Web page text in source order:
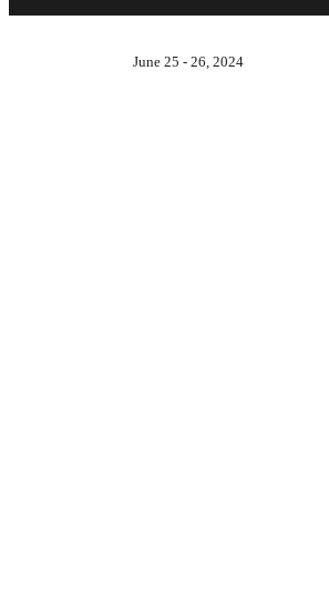
June 25 - 26, 2024